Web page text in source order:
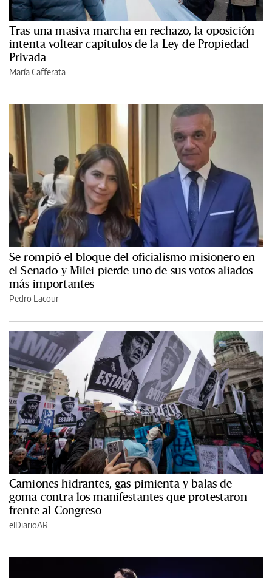
Tras una masiva marcha en rechazo, la oposición
intenta voltear capítulos de la Ley de Propiedad
Privada
María Cafferata
Se rompió el bloque del oficialismo misionero en
el Senado y Milei pierde uno de sus votos aliados
más importantes
Pedro Lacour
Camiones hidrantes, gas pimienta y balas de
goma contra los manifestantes que protestaron
frente al Congreso
elDiarioAR